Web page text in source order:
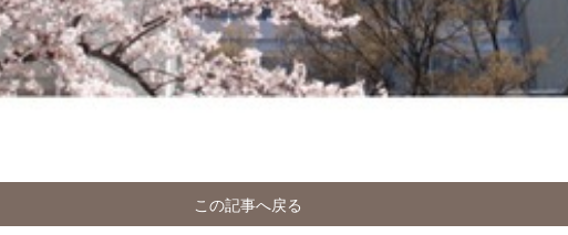
この記事へ戻る